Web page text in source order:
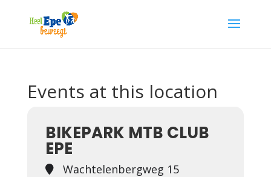
Events at this location
BIKEPARK MTB CLUB
EPE
Wachtelenbergweg 15